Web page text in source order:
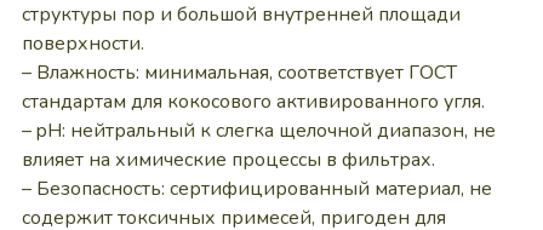
структуры пор и большой внутренней площади
поверхности.
– Влажность: минимальная, соответствует ГОСТ
стандартам для кокосового активированного угля.
– pH: нейтральный к слегка щелочной диапазон, не
влияет на химические процессы в фильтрах.
– Безопасность: сертифицированный материал, не
содержит токсичных примесей, пригоден для